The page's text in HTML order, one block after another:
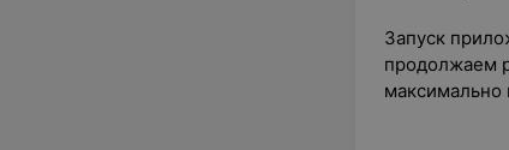
Запуск
продолжаем